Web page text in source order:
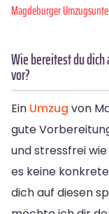
Magdeburger
Wie bereitest du dich
vor?
Ein Umzug von
gute
und stressfrei
es keine
dich auf diesen